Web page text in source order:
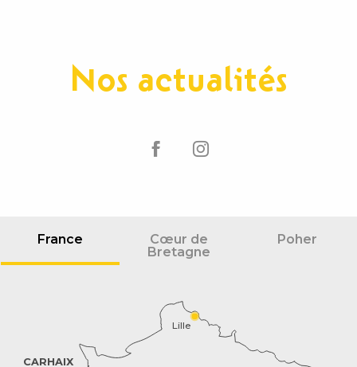
Nos actualités
France
Cœur de
Bretagne
Poher
Lille
CARHAIX